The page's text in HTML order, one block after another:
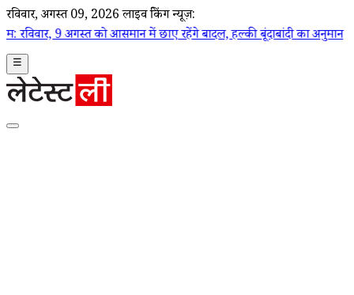
रविवार, अगस्त 09, 2026 लाइव ब्रेकिंग न्यूज़:
को आसमान में छाए रहेंगे बादल, हल्की बूंदाबांदी का अनुमान|Nagpur
☰